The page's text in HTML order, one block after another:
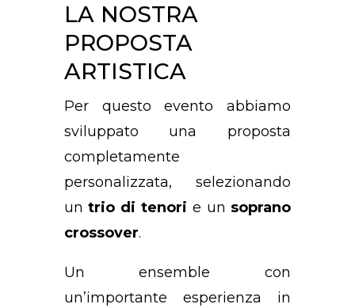
LA NOSTRA
PROPOSTA
ARTISTICA
Per questo evento abbiamo
sviluppato una proposta
completamente
personalizzata, selezionando
untrio di tenori e un soprano
crossover.
Un ensemble con
un’importante esperienza in